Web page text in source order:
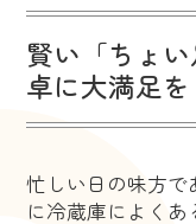
賢い「ちょ
卓に大満足を
忙しい日の味方で
に冷蔵庫によくあ